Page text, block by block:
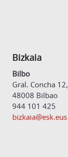
Bizkaia
Bilbo
Gral. Concha
48008 Bilbao
944 101 425
bizkaia@esk.eus